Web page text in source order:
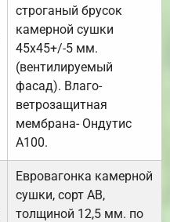
строганый брусок
камерной сушки
45х45+/-5 мм.
(вентилируемый
фасад). Влаго-
ветрозащитная
мембрана- Ондутис
А100.
Евровагонка камерной
сушки, сорт АВ,
толщиной 12,5 мм. по